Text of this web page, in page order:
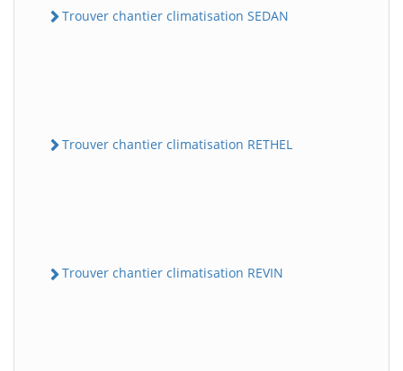
Trouver chantier climatisation SEDAN
Trouver chantier climatisation RETHEL
Trouver chantier climatisation REVIN